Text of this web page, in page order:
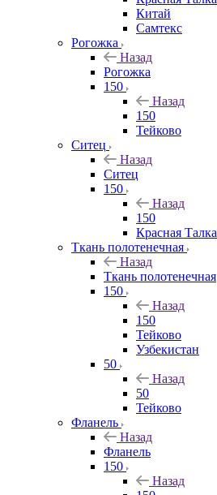
Китай
Самтекс
Рогожка
Назад
Рогожка
150
Назад
150
Тейково
Ситец
Назад
Ситец
150
Назад
150
Красная Талка
Ткань полотенечная
Назад
Ткань полотенечная
150
Назад
150
Тейково
Узбекистан
50
Назад
50
Тейково
Фланель
Назад
Фланель
150
Назад